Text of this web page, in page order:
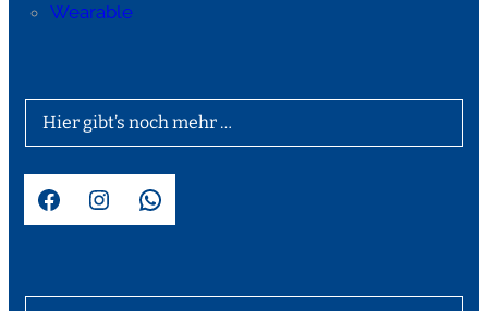
Wearable
Hier gibt’s noch mehr …
Facebook Instagram WhatsApp